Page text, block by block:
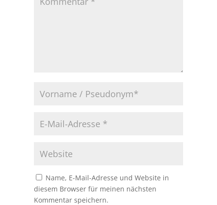
Name, E-Mail-Adresse und Website in
diesem Browser für meinen nächsten
Kommentar speichern.